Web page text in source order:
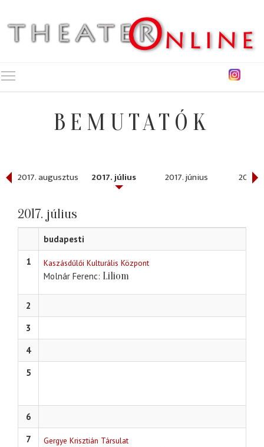
BEMUTATÓK
2017. augusztus 2017. július 2017. június 2017.
2017. július
budapesti
1
Kaszásdűlői Kulturális Központ
Molnár Ferenc Liliom
2
3
4
5
6
7
Gergye Krisztián Társulat